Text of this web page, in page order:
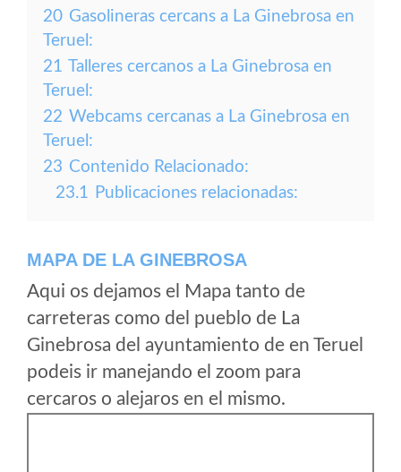
20 Gasolineras cercans a La Ginebrosa en
Teruel:
21 Talleres cercanos a La Ginebrosa en
Teruel:
22 Webcams cercanas a La Ginebrosa en
Teruel:
23 Contenido Relacionado:
23.1 Publicaciones relacionadas:
MAPA DE LA GINEBROSA
Aqui os dejamos el Mapa tanto de
carreteras como del pueblo de La
Ginebrosa del ayuntamiento de en Teruel
podeis ir manejando el zoom para
cercaros o alejaros en el mismo.